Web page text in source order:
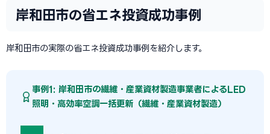
岸和田市の省エネ投資成功事例
岸和田市の実際の省エネ投資成功事例を紹介します。
事例1: 岸和田市の繊維・産業資材製造事業者によるLED
照明・高効率空調一括更新（繊維・産業資材製造）